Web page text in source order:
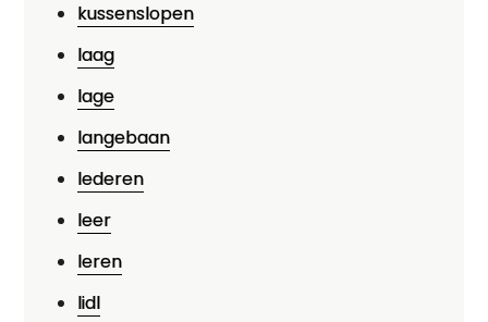
kussenslopen
laag
lage
langebaan
lederen
leer
leren
lidl